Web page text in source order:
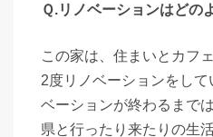
Ｑ.リノベーションはどの
この家は、住まいとカフ
2度リノベーションをし
ベーションが終わるまで
県と行ったり来たりの生活